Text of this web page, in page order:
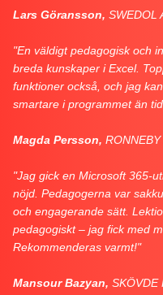
Lars Göransson, SWEDOL
"En väldigt pedagogisk och
breda kunskaper i Excel.
funktioner också, och jag
smartare i programmet än
Magda Persson,
"Jag gick en Microsoft 365-
nöjd. Pedagogerna var
och engagerande sätt.
pedagogiskt – jag fick med
Rekommenderas varmt!"
Mansour Bazyan, SKÖVDE